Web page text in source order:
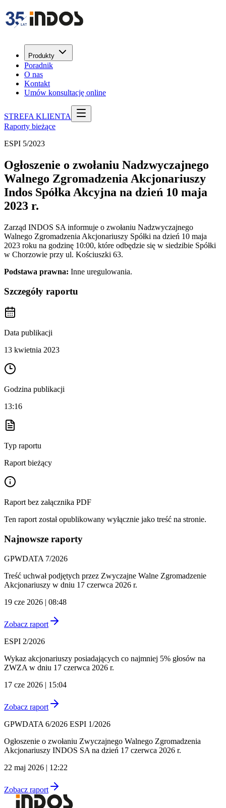
Produkty
Poradnik
O nas
Kontakt
Umów konsultację online
STREFA KLIENTA
Raporty bieżące
ESPI 5/2023
Ogłoszenie o zwołaniu Nadzwyczajnego
Walnego Zgromadzenia Akcjonariuszy
Indos Spółka Akcyjna na dzień 10 maja
2023 r.
Zarząd INDOS SA informuje o zwołaniu Nadzwyczajnego
Walnego Zgromadzenia Akcjonariuszy Spółki na dzień 10 maja
2023 roku na godzinę 10:00, które odbędzie się w siedzibie Spółki
w Chorzowie przy ul. Kościuszki 63.
Podstawa prawna: Inne uregulowania.
Szczegóły raportu
Data publikacji
13 kwietnia 2023
Godzina publikacji
13:16
Typ raportu
Raport bieżący
Raport bez załącznika PDF
Ten raport został opublikowany wyłącznie jako treść na stronie.
Najnowsze raporty
GPWDATA 7/2026
Treść uchwał podjętych przez Zwyczajne Walne Zgromadzenie
Akcjonariuszy w dniu 17 czerwca 2026 r.
19 cze 2026 | 08:48
Zobacz raport
ESPI 2/2026
Wykaz akcjonariuszy posiadających co najmniej 5% głosów na
ZWZA w dniu 17 czerwca 2026 r.
17 cze 2026 | 15:04
Zobacz raport
GPWDATA 6/2026 ESPI 1/2026
Ogłoszenie o zwołaniu Zwyczajnego Walnego Zgromadzenia
Akcjonariuszy INDOS SA na dzień 17 czerwca 2026 r.
22 maj 2026 | 12:22
Zobacz raport